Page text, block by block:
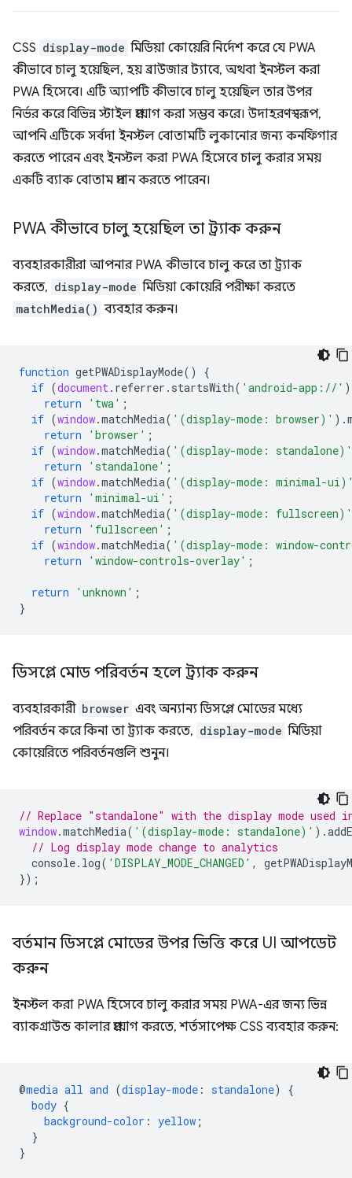
CSS display-mode মিডিয়া কোয়েরি নির্দেশ করে যে PWA
কীভাবে চালু হয়েছিল, হয় ব্রাউজার ট্যাবে, অথবা ইনস্টল করা
PWA হিসেবে। এটি অ্যাপটি কীভাবে চালু হয়েছিল তার উপর
নির্ভর করে বিভিন্ন স্টাইল প্রয়োগ করা সম্ভব করে। উদাহরণস্বরূপ,
আপনি এটিকে সর্বদা ইনস্টল বোতামটি লুকানোর জন্য কনফিগার
করতে পারেন এবং ইনস্টল করা PWA হিসেবে চালু করার সময়
একটি ব্যাক বোতাম প্রদান করতে পারেন।
PWA কীভাবে চালু হয়েছিল তা ট্র্যাক করুন
ব্যবহারকারীরা আপনার PWA কীভাবে চালু করে তা ট্র্যাক
করতে, display-mode মিডিয়া কোয়েরি পরীক্ষা করতে
matchMedia() ব্যবহার করুন।
function getPWADisplayMode()
{
if (document. referrer . startsWith( 'android-app://'
return
'twa' ;
if (window.matchMedia( '(display-mode: browser)' ).
return
'browser' ;
if (window.matchMedia( '(display-mode: standalone)'
return
'standalone' ;
if (window.matchMedia( '(display-mode: minimal-
return
'minimal-ui' ;
if (window.matchMedia( '(display-mode: fullscreen)'
return
'fullscreen' ;
if (window.matchMedia( '(display-mode: window-
return
'window-controls-overlay' ;
return 'unknown' ;
}
ডিসপ্লে মোড পরিবর্তন হলে ট্র্যাক করুন
ব্যবহারকারী browser এবং অন্যান্য ডিসপ্লে মোডের মধ্যে
পরিবর্তন করে কিনা তা ট্র্যাক করতে, display-mode মিডিয়া
কোয়েরিতে পরিবর্তনগুলি শুনুন।
// Replace "standalone" with the display mode used
window.matchMedia( '(display-mode: standalone)' ).
// Log display mode change to analytics
console. log( 'DISPLAY_MODE_CHANGED' ,
});
বর্তমান ডিসপ্লে মোডের উপর ভিত্তি করে UI আপডেট
করুন
ইনস্টল করা PWA হিসেবে চালু করার সময় PWA-এর জন্য ভিন্ন
ব্যাকগ্রাউন্ড কালার প্রয়োগ করতে, শর্তসাপেক্ষ CSS ব্যবহার করুন:
@media all and (display-mode : standalone)
{
body {
background-color : yellow ;
}
}